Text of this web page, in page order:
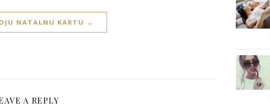
NATALNU KARTU →
A REPLY